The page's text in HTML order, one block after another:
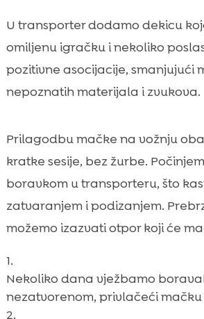
U transporter dodamo dekicu
omiljenu igračku i nekoliko
pozitivne asocijacije, smanjujući
nepoznatih materijala i zvukova.
Prilagodbu mačke na vožnju
kratke sesije, bez žurbe.
boravkom u transporteru, što
zatvaranjem i podizanjem.
možemo izazvati otpor koji će
Nekoliko dana vježbamo
nezatvorenom, privlačeći